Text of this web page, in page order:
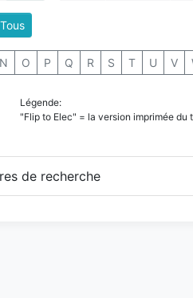
Tous
N O P Q R S T U V
Légende:
"Flip to Elec" = la version imprimée
de recherche